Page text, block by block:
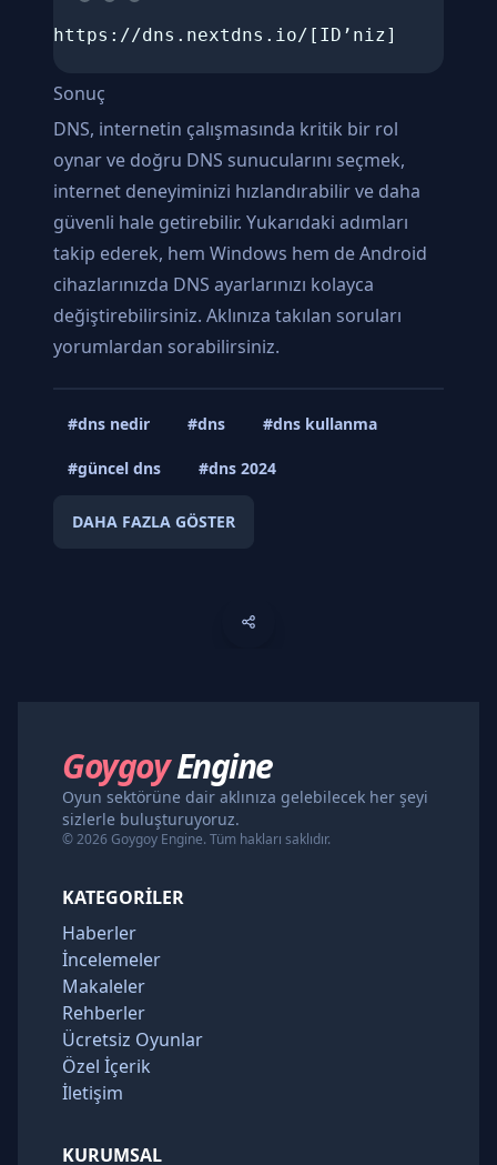
https://dns.nextdns.io/[ID’niz]
Sonuç
DNS, internetin çalışmasında kritik bir rol
oynar ve doğru DNS sunucularını seçmek,
internet deneyiminizi hızlandırabilir ve daha
güvenli hale getirebilir. Yukarıdaki adımları
takip ederek, hem Windows hem de Android
cihazlarınızda DNS ayarlarınızı kolayca
değiştirebilirsiniz. Aklınıza takılan soruları
yorumlardan sorabilirsiniz.
#dns nedir #dns #dns kullanma
#güncel dns #dns 2024
DAHA FAZLA GÖSTER
GoygoyEngine
Oyun sektörüne dair aklınıza gelebilecek her şeyi
sizlerle buluşturuyoruz.
© 2026 Goygoy Engine. Tüm hakları saklıdır.
KATEGORILER
Haberler
İncelemeler
Makaleler
Rehberler
Ücretsiz Oyunlar
Özel İçerik
İletişim
KURUMSAL